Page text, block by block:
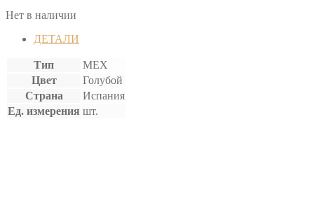
Нет в наличии
ДЕТАЛИ
Тип
МЕХ
Цвет
Голубой
Страна
Испания
Ед. измерения шт.